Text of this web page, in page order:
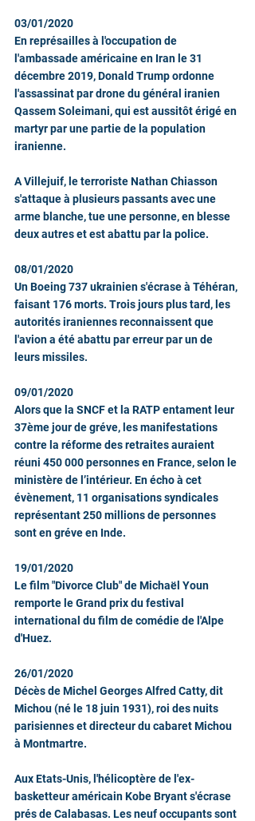
03/01/2020
En représailles à l'occupation de
l'ambassade américaine en Iran le 31
décembre 2019, Donald Trump ordonne
l'assassinat par drone du général iranien
Qassem Soleimani, qui est aussitôt érigé en
martyr par une partie de la population
iranienne.
A Villejuif, le terroriste Nathan Chiasson
s'attaque à plusieurs passants avec une
arme blanche, tue une personne, en blesse
deux autres et est abattu par la police.
08/01/2020
Un Boeing 737 ukrainien s'écrase à Téhéran,
faisant 176 morts. Trois jours plus tard, les
autorités iraniennes reconnaissent que
l'avion a été abattu par erreur par un de
leurs missiles.
09/01/2020
Alors que la SNCF et la RATP entament leur
37ème jour de gréve, les manifestations
contre la réforme des retraites auraient
réuni 450 000 personnes en France, selon le
ministère de l’intérieur. En écho à cet
évènement, 11 organisations syndicales
représentant 250 millions de personnes
sont en gréve en Inde.
19/01/2020
Le film "Divorce Club" de Michaël Youn
remporte le Grand prix du festival
international du film de comédie de l'Alpe
d'Huez.
26/01/2020
Décès de Michel Georges Alfred Catty, dit
Michou (né le 18 juin 1931), roi des nuits
parisiennes et directeur du cabaret Michou
à Montmartre.
Aux Etats-Unis, l'hélicoptère de l'ex-
basketteur américain Kobe Bryant s'écrase
prés de Calabasas. Les neuf occupants sont